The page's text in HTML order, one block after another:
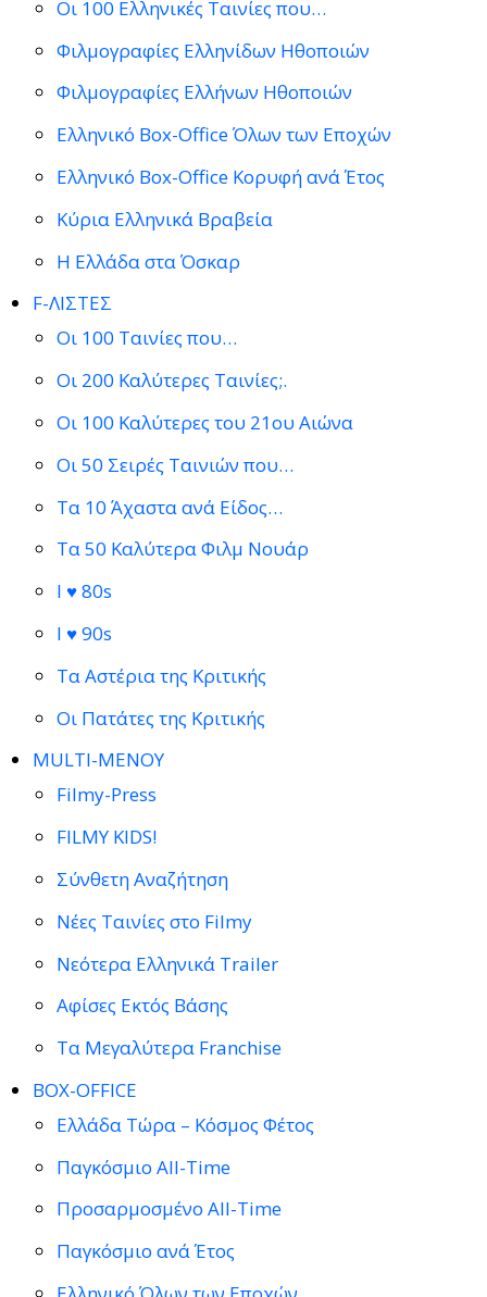
Οι 100 Ελληνικές Ταινίες που…
Φιλμογραφίες Ελληνίδων Ηθοποιών
Φιλμογραφίες Ελλήνων Ηθοποιών
Ελληνικό Box-Office Όλων των Εποχών
Ελληνικό Box-Office Κορυφή ανά Έτος
Κύρια Ελληνικά Βραβεία
Η Ελλάδα στα Όσκαρ
F-ΛΙΣΤΕΣ
Οι 100 Ταινίες που…
Οι 200 Καλύτερες Ταινίες;.
Οι 100 Καλύτερες του 21ου Αιώνα
Οι 50 Σειρές Ταινιών που…
Τα 10 Άχαστα ανά Είδος…
Τα 50 Καλύτερα Φιλμ Νουάρ
I ♥ 80s
I ♥ 90s
Τα Αστέρια της Κριτικής
Οι Πατάτες της Κριτικής
MULTI-ΜΕΝΟΥ
Filmy-Press
FILMY KIDS!
Σύνθετη Αναζήτηση
Νέες Ταινίες στο Filmy
Νεότερα Ελληνικά Trailer
Αφίσες Εκτός Βάσης
Τα Μεγαλύτερα Franchise
BOX-OFFICE
Ελλάδα Τώρα – Κόσμος Φέτος
Παγκόσμιο All-Time
Προσαρμοσμένο All-Time
Παγκόσμιο ανά Έτος